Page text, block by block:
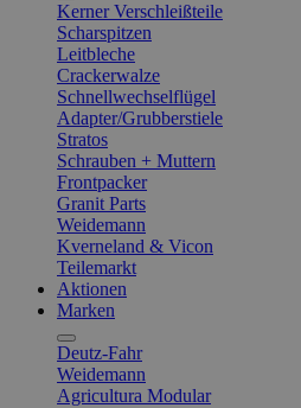
Kerner Verschleißteile
Scharspitzen
Leitbleche
Crackerwalze
Schnellwechselflügel
Adapter/Grubberstiele
Stratos
Schrauben + Muttern
Frontpacker
Granit Parts
Weidemann
Kverneland & Vicon
Teilemarkt
Aktionen
Marken
Deutz-Fahr
Weidemann
Agricultura Modular